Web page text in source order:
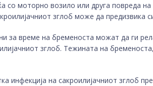
со моторно возило или друга повреда
зглоб може да предизвика
за време на бременоста можат да ги
зглоб. Тежината на
инфекција на сакроилијачниот зглоб